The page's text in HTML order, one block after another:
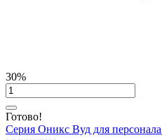
30%
Готово!
Серия Оникс Вуд для персонала